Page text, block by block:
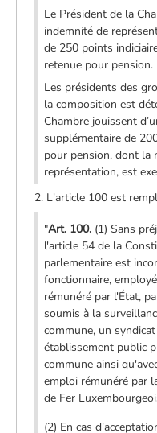
Le Président de la
indemnité de
de 250 points
retenue pour pension.
Les présidents des
la composition est
Chambre jouissent
supplémentaire de
pour pension, dont la
représentation, est
2. L'article 100 est
"Art. 100. (1) Sans
l'article 54 de la
parlementaire est
fonctionnaire,
rémunéré par l'État,
soumis à la
commune, un
établissement public
commune ainsi
emploi rémunéré par
de Fer
(2) En cas